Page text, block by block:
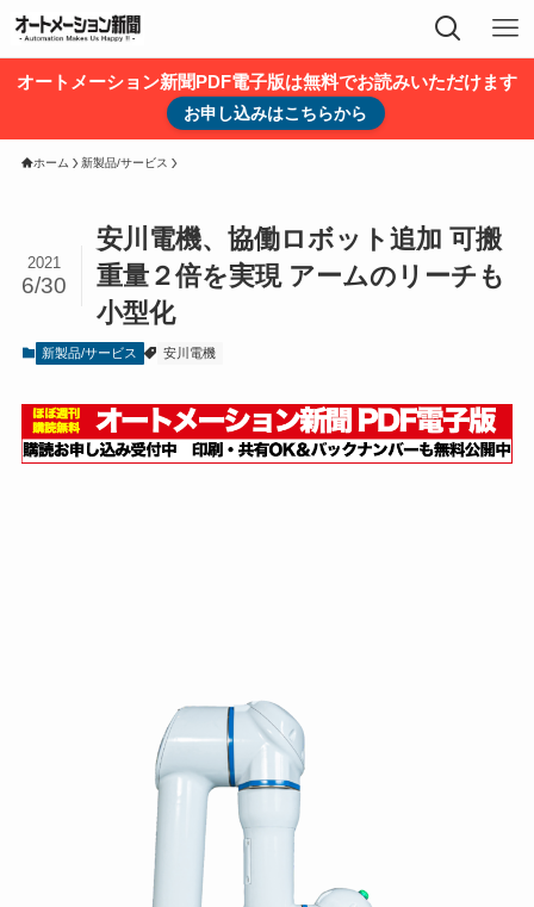
オートメーション新聞PDF電子版は無料でお読みいただけます
お申し込みはこちらから
ホーム 新製品/サービス
安川電機、協働ロボット追加 可搬
重量２倍を実現 アームのリーチも
小型化
2021
6/30
新製品/サービス 安川電機